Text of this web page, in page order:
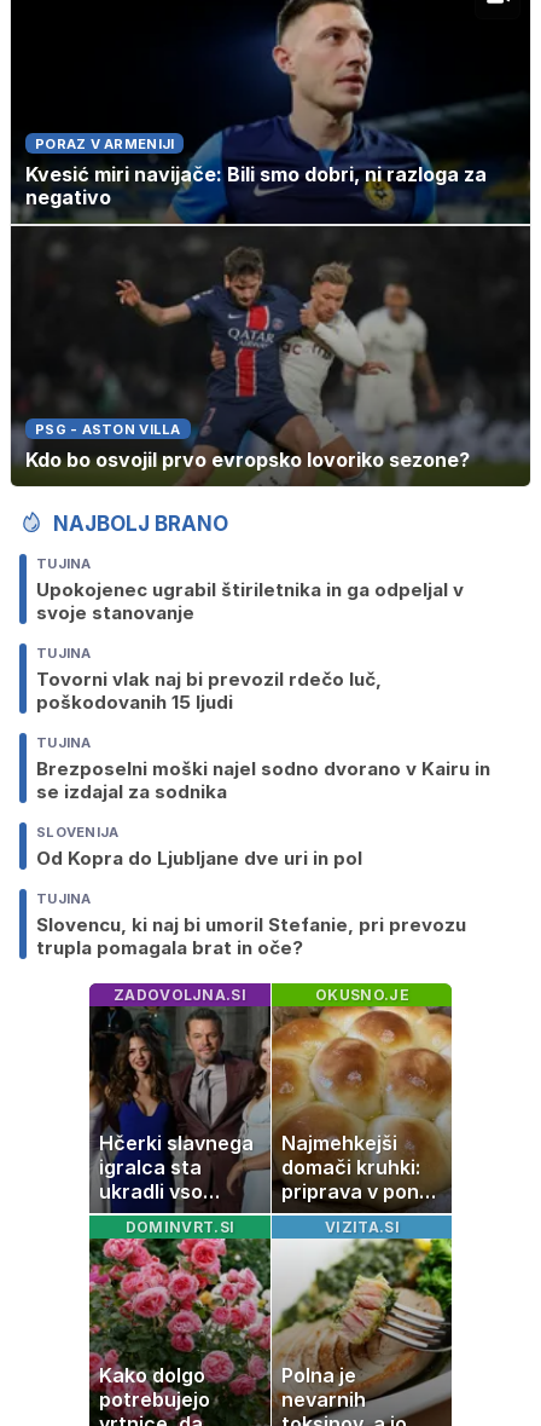
PORAZ V ARMENIJI
Kvesić miri navijače: Bili smo dobri, ni razloga za
negativo
PSG - ASTON VILLA
Kdo bo osvojil prvo evropsko lovoriko sezone?
NAJBOLJ BRANO
TUJINA
Upokojenec ugrabil štiriletnika in ga odpeljal v
svoje stanovanje
TUJINA
Tovorni vlak naj bi prevozil rdečo luč,
poškodovanih 15 ljudi
TUJINA
Brezposelni moški najel sodno dvorano v Kairu in
se izdajal za sodnika
SLOVENIJA
Od Kopra do Ljubljane dve uri in pol
TUJINA
Slovencu, ki naj bi umoril Stefanie, pri prevozu
trupla pomagala brat in oče?
ZADOVOLJNA.SI
Hčerki slavnega
igralca sta
ukradli vso
pozornost
OKUSNO.JE
Najmehkejši
domači kruhki:
priprava v ponvi
je trik za popoln
rezultat
DOMINVRT.SI
Kako dolgo
potrebujejo
VIZITA.SI
Polna je
nevarnih